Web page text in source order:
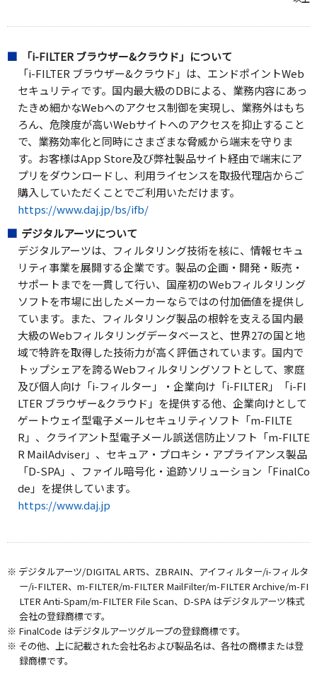
「i-FILTER ブラウザー&クラウド」について
「i-FILTER ブラウザー&クラウド」は、エンドポイントWeb
セキュリティです。国内最大級のDBによる、業務内容にあっ
たきめ細かなWebへのアクセス制御を実現し、業務外はもち
ろん、危険度が高いWebサイトへのアクセスを抑止すること
で、業務効率化と同時にさまざまな脅威から端末を守りま
す。お客様はApp Store及び弊社製品サイト経由で端末にア
プリをダウンロードし、利用ライセンスを取扱代理店からご
購入していただくことでご利用いただけます。
https://www.daj.jp/bs/ifb/
デジタルアーツについて
デジタルアーツは、フィルタリング技術を核に、情報セキュ
リティ事業を展開する企業です。製品の企画・開発・販売・
サポートまでを一貫して行い、国産初のWebフィルタリング
ソフトを市場に出したメーカーならではの付加価値を提供し
ています。また、フィルタリング製品の根幹を支える国内最
大級のWebフィルタリングデータベースと、世界27の国と地
域で特許を取得した技術力が高く評価されています。国内で
トップシェアを誇るWebフィルタリングソフトとして、家庭
及び個人向け「i-フィルター」・企業向け「i-FILTER」「i-FI
LTER ブラウザー&クラウド」を提供する他、企業向けとして
ゲートウェイ型電子メールセキュリティソフト「m-FILTE
R」、クライアント型電子メール誤送信防止ソフト「m-FILTE
R MailAdviser」、セキュア・プロキシ・アプライアンス製品
「D-SPA」、ファイル暗号化・追跡ソリューション「FinalCo
de」を提供しています。
https://www.daj.jp
※ デジタルアーツ/DIGITAL ARTS、ZBRAIN、アイフィルター/i-フィルタ
ー/i-FILTER、m-FILTER/m-FILTER MailFilter/m-FILTER Archive/m-FI
LTER Anti-Spam/m-FILTER File Scan、D-SPA はデジタルアーツ株式
会社の登録商標です。
※ FinalCode はデジタルアーツグループの登録商標です。
※ その他、上に記載された会社名および製品名は、各社の商標または登
録商標です。